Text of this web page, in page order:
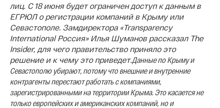
лиц. С 18 июня будет ограничен доступ к данным в
ЕГРЮЛ о регистрации компаний в Крыму или
Севастополе. Замдиректора «Transparency
International Россия» Илья Шуманов рассказал The
Insider, для чего правительство приняло это
решение и к чему это приведет.Данные по Крыму и
Севастополю убирают, потому что внешние и внутренние
контрагенты перестают работать с компаниями,
зарегистрированными на территории Крыма. Это касается не
только европейских и американских компаний, но и